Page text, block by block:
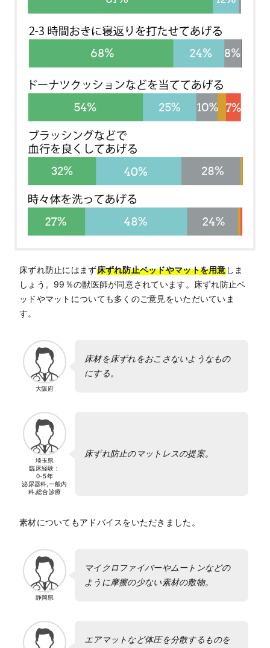
床ずれ防止にはまず床ずれ防止ベッドやマットを用意しま
しょう。99％の獣医師が同意されています。床ずれ防止ベ
ッドやマットについても多くのご意見をいただいていま
す。
大阪府
床材を床ずれをおこさないようなもの
にする。
埼玉県
臨床経験：
0-5年
泌尿器科,一般内
科,総合診療
床ずれ防止のマットレスの提案。
素材についてもアドバイスをいただきました。
静岡県
マイクロファイバーやムートンなどの
ように摩擦の少ない素材の敷物。
エアマットなど体圧を分散するものを